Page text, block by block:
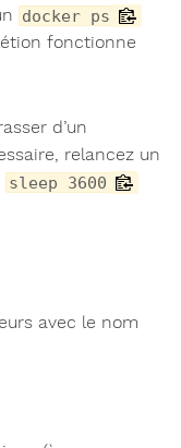
docker ps
fonctionne
d’un
relancez un
sleep 3600
avec le nom